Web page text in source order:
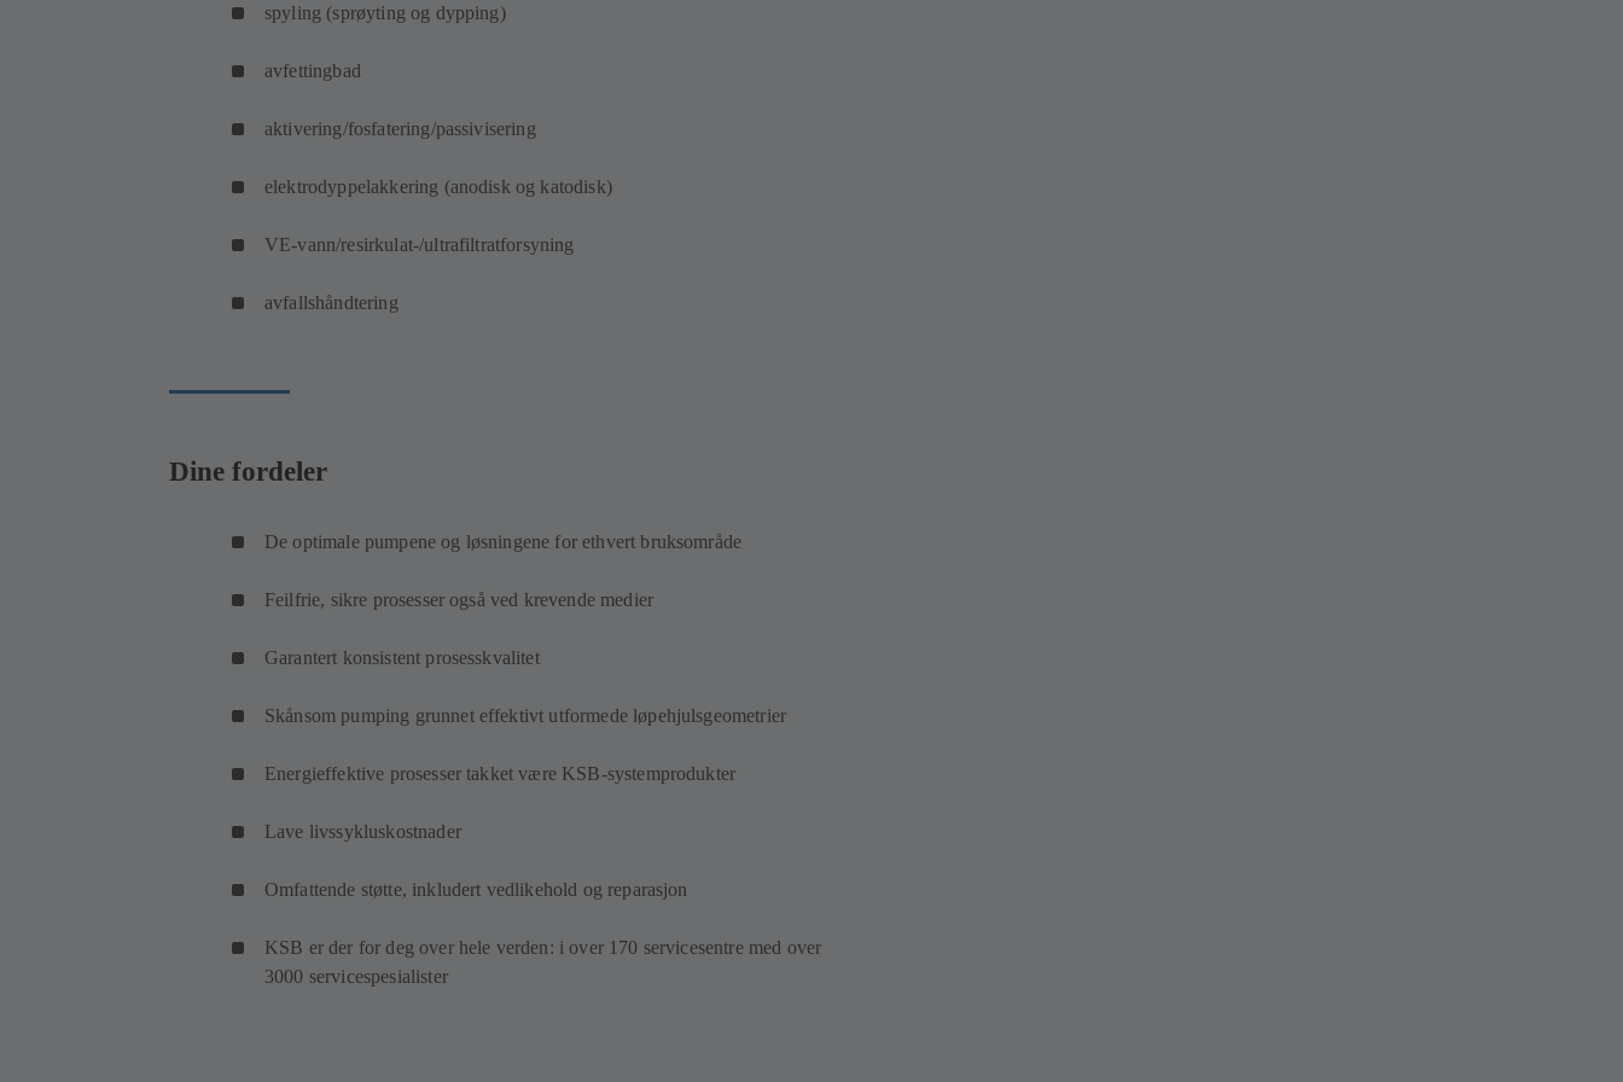
spyling (sprøyting og dypping)
avfettingbad
aktivering/fosfatering/passivisering
elektrodyppelakkering (anodisk og katodisk)
VE-vann/resirkulat-/ultrafiltratforsyning
avfallshåndtering
Dine fordeler
De optimale pumpene og løsningene for ethvert bruksområde
Feilfrie, sikre prosesser også ved krevende medier
Garantert konsistent prosesskvalitet
Skånsom pumping grunnet effektivt utformede løpehjulsgeometrier
Energieffektive prosesser takket være KSB-systemprodukter
Lave livssykluskostnader
Omfattende støtte, inkludert vedlikehold og reparasjon
KSB er der for deg over hele verden: i over 170 servicesentre med over
3000 servicespesialister